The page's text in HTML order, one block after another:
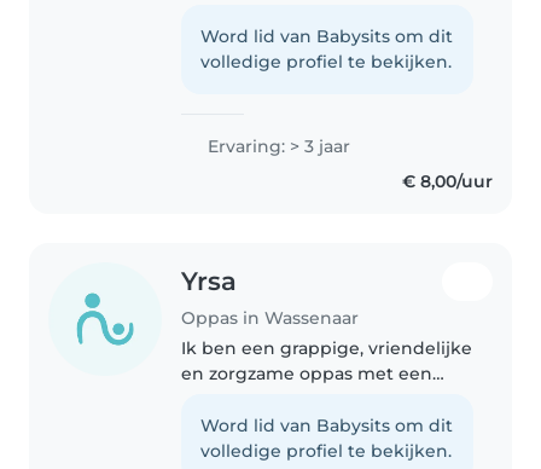
bij kinderen. Ik pas al sinds mijn
twaalfde op bij kinderen tussen
Word lid van Babysits om dit
volledige profiel te bekijken.
Ervaring: > 3 jaar
€ 8,00/uur
Yrsa
Oppas in Wassenaar
Ik ben een grappige, vriendelijke
en zorgzame oppas met een
gespecialiseerd in het verzorgen
van peuters en ik ben
Word lid van Babysits om dit
volledige profiel te bekijken.